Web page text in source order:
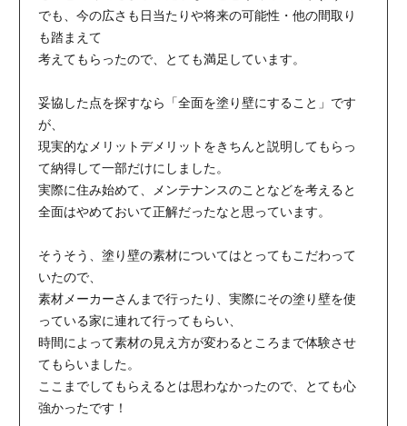
でも、今の広さも日当たりや将来の可能性・他の間取り
も踏まえて
考えてもらったので、とても満足しています。
妥協した点を探すなら「全面を塗り壁にすること」です
が、
現実的なメリットデメリットをきちんと説明してもらっ
て納得して一部だけにしました。
実際に住み始めて、メンテナンスのことなどを考えると
全面はやめておいて正解だったなと思っています。
そうそう、塗り壁の素材についてはとってもこだわって
いたので、
素材メーカーさんまで行ったり、実際にその塗り壁を使
っている家に連れて行ってもらい、
時間によって素材の見え方が変わるところまで体験させ
てもらいました。
ここまでしてもらえるとは思わなかったので、とても心
強かったです！